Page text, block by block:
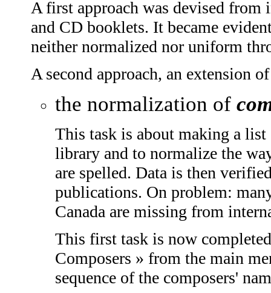
A first approach was devised
and CD booklets. It became
neither normalized nor uniform
A second approach, an extension
the normalization of
This task is about making a
library and to normalize the
are spelled. Data is then
publications. On problem:
Canada are missing from
This first task is now
Composers » from the main
sequence of the composers'